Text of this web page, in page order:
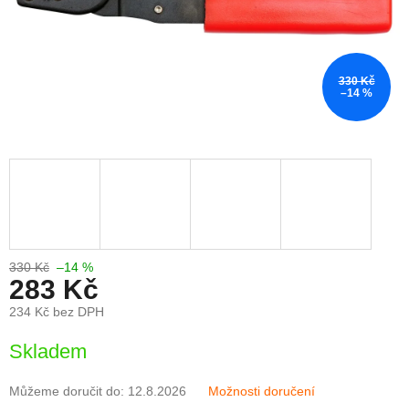
330 Kč
–14 %
330 Kč –14 %
283 Kč
234 Kč bez DPH
cena:
Skladem
Můžeme doručit do: 12.8.2026 Možnosti doručení